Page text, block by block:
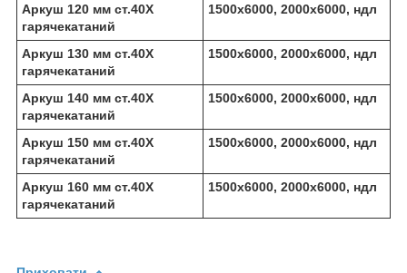
Аркуш 120 мм ст.40Х
гарячекатаний
1500х6000, 2000х6000, ндл
Аркуш 130 мм ст.40Х
гарячекатаний
1500х6000, 2000х6000, ндл
Аркуш 140 мм ст.40Х
гарячекатаний
1500х6000, 2000х6000, ндл
Аркуш 150 мм ст.40Х
гарячекатаний
1500х6000, 2000х6000, ндл
Аркуш 160 мм ст.40Х
гарячекатаний
1500х6000, 2000х6000, ндл